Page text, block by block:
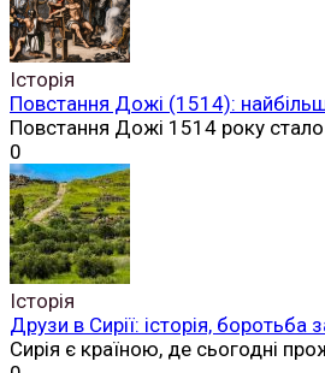
Історія
Повстання Дожі (1514):
Повстання Дожі 1514 року
0
Історія
Друзи в Сирії: історія, боротьба
Сирія є країною, де сьогодні